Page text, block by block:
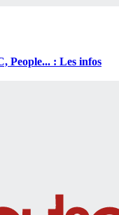
People... : Les infos